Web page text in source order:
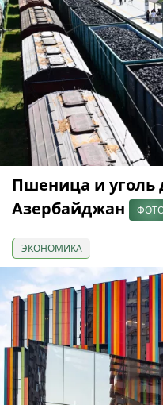
Пшеница и уголь
Азербайджан
ЭКОНОМИКА